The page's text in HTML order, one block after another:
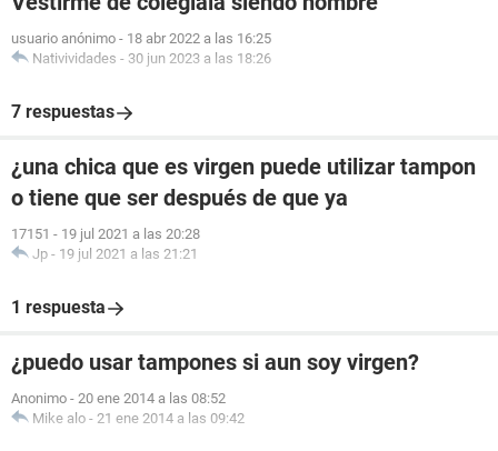
usuario anónimo - 18 abr 2022 a las 16:25
Nativividades - 30 jun 2023 a las 18:26
7 respuestas
¿una chica que es virgen puede utilizar tampon
o tiene que ser después de que ya
17151 - 19 jul 2021 a las 20:28
Jp - 19 jul 2021 a las 21:21
1 respuesta
¿puedo usar tampones si aun soy virgen?
Anonimo - 20 ene 2014 a las 08:52
Mike alo - 21 ene 2014 a las 09:42